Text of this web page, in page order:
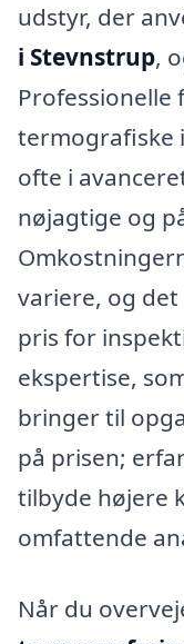
udstyr, der
i Stevnstrup,
termografiske
ofte i
nøjagtige og
variere, og det
pris for
ekspertise,
bringer til
på prisen;
tilbyde højere
omfattende
Når du